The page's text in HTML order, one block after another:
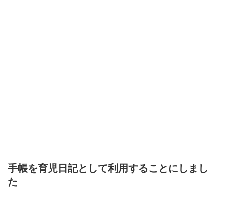
手帳を育児日記として利用することにしまし
た